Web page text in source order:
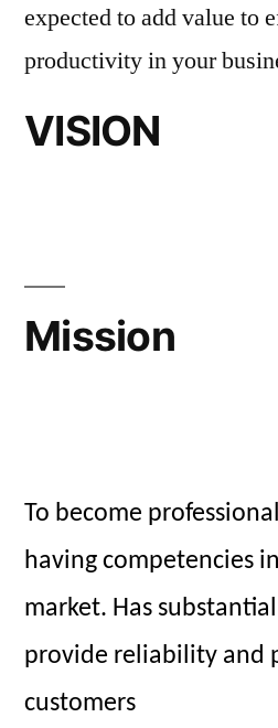
expected to add value to
productivity in your
VISION
Mission
To become
having competencies
market. Has
provide reliability and
customers